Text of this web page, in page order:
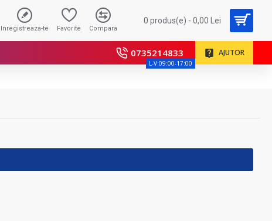
Inregistreaza-te Favorite Compara
0 produs(e) - 0,00 Lei
0735214833
L-V:09:00-17:00
AJUTOR